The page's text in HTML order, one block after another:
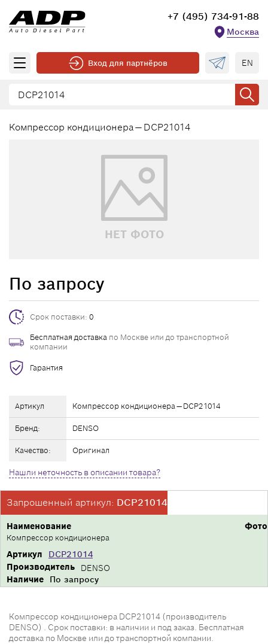
+7 (495) 734-91-88
Москва
Вход для партнёров EN
Компрессор кондиционера — DCP21014
НЕТ ФОТО
Артикул Компрессор кондиционера — DCP21014
Бренд: DENSO
Качество: Оригинал
Нашли неточность в описании товара?
По запросу
Срок поставки: 0
Бесплатная доставка по Москве или до транспортной
компании
Гарантия
Запрошенный артикул: DCP21014
Фото
Производитель DENSO
Артикул DCP21014
Наименование
Компрессор кондиционера
Наличие По запросу
Компрессор кондиционера DCP21014 (производитель
DENSO) . Срок поставки: в наличии и под заказ. Бесплатная
доставка по Москве или до транспортной компании.